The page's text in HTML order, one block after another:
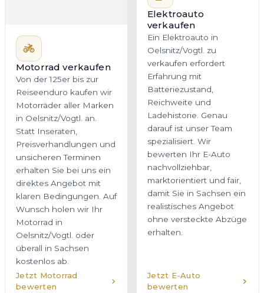
Motorrad verkaufen
Von der 125er bis zur
Reiseenduro kaufen wir
Motorräder aller Marken
in Oelsnitz/Vogtl. an.
Statt Inseraten,
Preisverhandlungen und
unsicheren Terminen
erhalten Sie bei uns ein
direktes Angebot mit
klaren Bedingungen. Auf
Wunsch holen wir Ihr
Motorrad in
Oelsnitz/Vogtl. oder
überall in Sachsen
kostenlos ab.
Jetzt Motorrad
bewerten
Elektroauto
verkaufen
Ein Elektroauto in
Oelsnitz/Vogtl. zu
verkaufen erfordert
Erfahrung mit
Batteriezustand,
Reichweite und
Ladehistorie. Genau
darauf ist unser Team
spezialisiert. Wir
bewerten Ihr E-Auto
nachvollziehbar,
marktorientiert und fair,
damit Sie in Sachsen ein
realistisches Angebot
ohne versteckte Abzüge
erhalten.
Jetzt E-Auto
bewerten